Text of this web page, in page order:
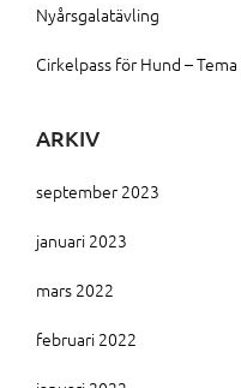
Nyårsgalatävling
Cirkelpass för Hund –
ARKIV
september 2023
januari 2023
mars 2022
februari 2022